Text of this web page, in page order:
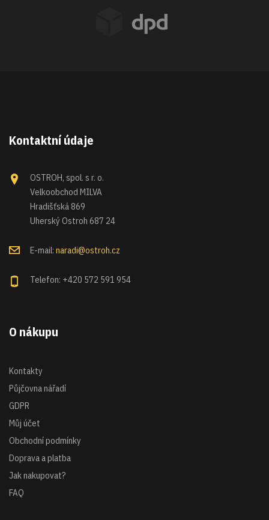
Kontaktní údaje
OSTROH, spol. s r. o.
Velkoobchod MILVA
Hradišťská 869
Uherský Ostroh 687 24
E-mail: naradi@ostroh.cz
Telefon: +420 572 591 954
O nákupu
Kontakty
Půjčovna nářadí
GDPR
Můj účet
Obchodní podmínky
Doprava a platba
Jak nakupovat?
FAQ